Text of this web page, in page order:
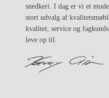
snedkeri. I dag er vi et
stort udvalg af
kvalitet, service og
leve op til.